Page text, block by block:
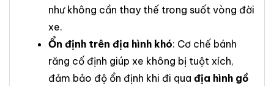
như không cần thay thế trong suốt vòng đời
xe.
Ổn định trên địa hình khó: Cơ chế bánh
răng cố định giúp xe không bị tuột xích,
đảm bảo độ ổn định khi đi qua địa hình gồ